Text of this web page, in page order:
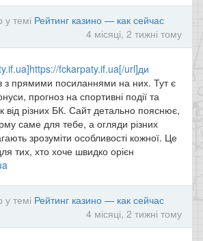
темі Рейтинг казино — как сейчас
4 місяці, 2 тижні тому
fckarpaty.if.ua[/url]ди
з прямими посиланнями на них. Тут є
прогноз на спортивні події та
від різних БК. Сайт детально пояснює,
саме для тебе, а огляди різних
зрозуміти особливості кожної. Це
тих, хто хоче швидко орієн
темі Рейтинг казино — как сейчас
4 місяці, 2 тижні тому